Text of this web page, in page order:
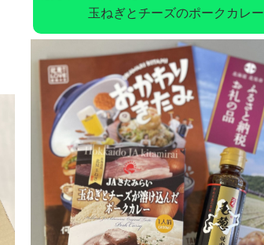
玉ねぎとチーズのポークカレー